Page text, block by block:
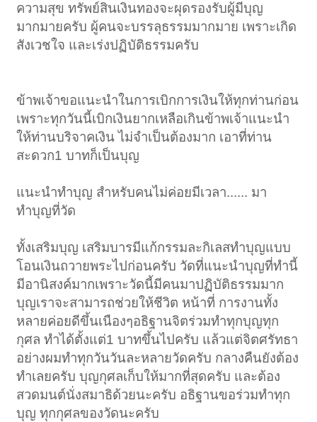
ความสุข ทรัพย์สินเงินทองจะผุดรองรับผู้มีบุญ
มากมายครับ ผู้คนจะบรรลุธรรมมากมาย เพราะเกิด
สังเวชใจ และเร่งปฏิบัติธรรมครับ
ข้าพเจ้าขอแนะนำในการเบิกการเงินให้ทุกท่านก่อน
เพราะทุกวันนี้เบิกเงินยากเหลือเกินข้าพเจ้าแนะนำ
ให้ท่านบริจาคเงิน ไม่จำเป็นต้องมาก เอาที่ท่าน
สะดวก1 บาทก็เป็นบุญ
แนะนำทำบุญ สำหรับคนไม่ค่อยมีเวลา...... มา
ทำบุญที่วัด
ทั้งเสริมบุญ เสริมบารมีแก้กรรมละกิเลสทำบุญแบบ
โอนเงินถวายพระไปก่อนครับ วัดที่แนะนำบุญที่ทำนี้
มีอานิสงค์มากเพราะวัดนี้มีคนมาปฏิบัติธรรมมาก
บุญเราจะสามารถช่วยให้ชีวิต หน้าที่ การงานทั้ง
หลายค่อยดีขึ้นเนืองๆอธิฐานจิตร่วมทำทุกบุญทุก
กุศล ทำได้ตั้งแต่1 บาทขึ้นไปครับ แล้วแต่จิตศรัทธา
อย่างผมทำทุกวันวันละหลายวัดครับ กลางคืนยังต้อง
ทำเลยครับ บุญกุศลเก็บให้มากที่สุดครับ และต้อง
สวดมนต์นั่งสมาธิด้วยนะครับ อธิฐานขอร่วมทำทุก
บุญ ทุกกุศลของวัดนะครับ